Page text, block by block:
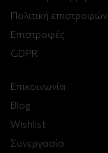
Πολιτική επιστροφών
Επιστροφές
GDPR
Επικοινωνία
Blog
Wishlist
Συνεργασία